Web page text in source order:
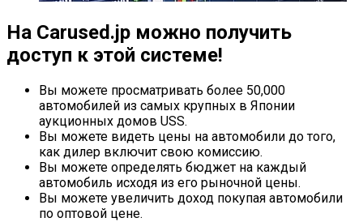
На Carused.jp можно получить
доступ к этой системе!
Вы можете просматривать более 50,000
автомобилей из самых крупных в Японии
аукционных домов USS.
Вы можете видеть цены на автомобили до того,
как дилер включит свою комиссию.
Вы можете определять бюджет на каждый
автомобиль исходя из его рыночной цены.
Вы можете увеличить доход покупая автомобили
по оптовой цене.